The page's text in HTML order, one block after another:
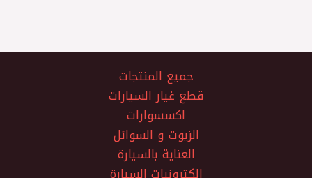
جميع المنتجات
قطع غيار السيارات
اكسسوارات
الزيوت و السوائل
العناية بالسيارة